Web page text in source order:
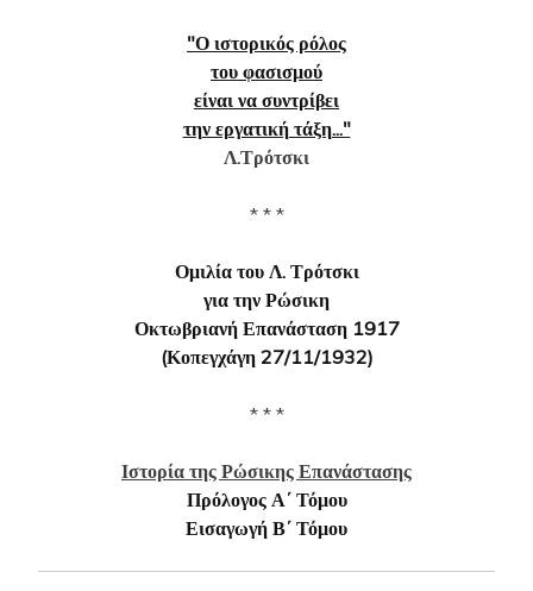
"Ο ιστορικός ρόλος
του φασισμού
είναι να συντρίβει
την εργατική τάξη..."
Λ.Τρότσκι
* * *
Ομιλία του Λ. Τρότσκι
για την Ρώσικη
Οκτωβριανή Επανάσταση 1917
(Κοπεγχάγη 27/11/1932)
* * *
Ιστορία της Ρώσικης Επανάστασης
Πρόλογος Α΄ Τόμου
Εισαγωγή Β΄ Τόμου